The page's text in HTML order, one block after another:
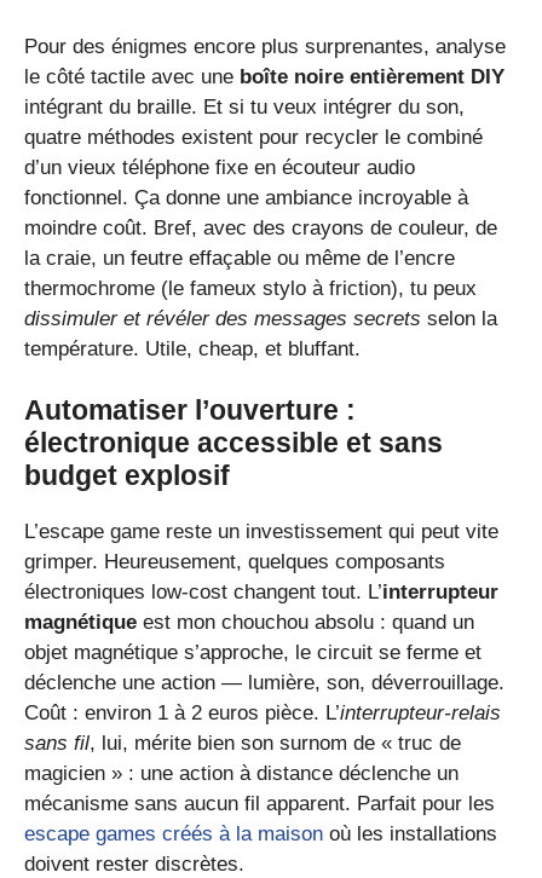
Pour des énigmes encore plus surprenantes, analyse
le côté tactile avec une boîte noire entièrement DIY
intégrant du braille. Et si tu veux intégrer du son,
quatre méthodes existent pour recycler le combiné
d’un vieux téléphone fixe en écouteur audio
fonctionnel. Ça donne une ambiance incroyable à
moindre coût. Bref, avec des crayons de couleur, de
la craie, un feutre effaçable ou même de l’encre
thermochrome (le fameux stylo à friction), tu peux
dissimuler et révéler des messages secrets selon la
température. Utile, cheap, et bluffant.
Automatiser l’ouverture :
électronique accessible et sans
budget explosif
L’escape game reste un investissement qui peut vite
grimper. Heureusement, quelques composants
électroniques low-cost changent tout. L’interrupteur
magnétique est mon chouchou absolu : quand un
objet magnétique s’approche, le circuit se ferme et
déclenche une action — lumière, son, déverrouillage.
Coût : environ 1 à 2 euros pièce. L’interrupteur-relais
sans fil, lui, mérite bien son surnom de « truc de
magicien » : une action à distance déclenche un
mécanisme sans aucun fil apparent. Parfait pour les
escape games créés à la maison où les installations
doivent rester discrètes.